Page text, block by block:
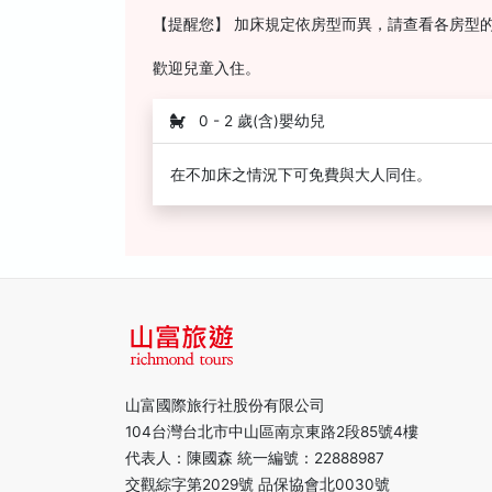
【提醒您】 加床規定依房型而異，請查看各房型
歡迎兒童入住。
0 - 2 歲(含)嬰幼兒
在不加床之情況下可免費與大人同住。
山富國際旅行社股份有限公司
104台灣台北市中山區南京東路2段85號4樓
代表人：陳國森 統一編號：22888987
交觀綜字第2029號 品保協會北0030號